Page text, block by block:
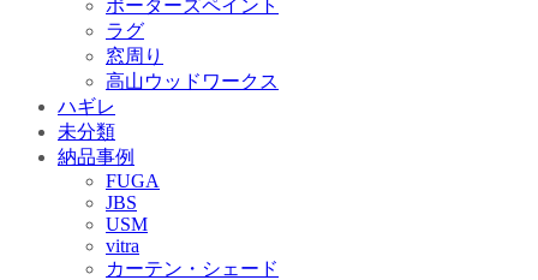
ポーターズペイント
ラグ
窓周り
高山ウッドワークス
ハギレ
未分類
納品事例
FUGA
JBS
USM
vitra
カーテン・シェード